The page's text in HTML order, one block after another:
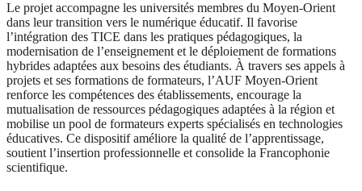
Le projet accompagne les universités membres du Moyen-Orient
dans leur transition vers le numérique éducatif. Il favorise
l’intégration des TICE dans les pratiques pédagogiques, la
modernisation de l’enseignement et le déploiement de formations
hybrides adaptées aux besoins des étudiants. À travers ses appels à
projets et ses formations de formateurs, l’AUF Moyen-Orient
renforce les compétences des établissements, encourage la
mutualisation de ressources pédagogiques adaptées à la région et
mobilise un pool de formateurs experts spécialisés en technologies
éducatives. Ce dispositif améliore la qualité de l’apprentissage,
soutient l’insertion professionnelle et consolide la Francophonie
scientifique.